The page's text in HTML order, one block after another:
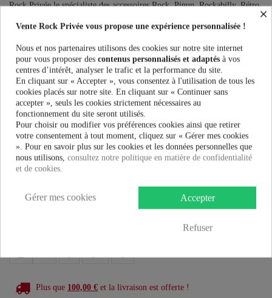
Rock Privée le spécialiste des accessoires Rock, Pinup, Rockabilly, Rétro,
PRÉVENEZ-MOI LORSQUE LE PRODUIT EST DISPONIBLE
Taille:
Couleur:
Plus que 100,00 € et la livraison est offerte !
×
Vente Rock Privée vous propose une expérience personnalisée !
Nous et nos partenaires utilisons des cookies sur notre site internet
pour vous proposer des contenus personnalisés et adaptés à vos
centres d’intérêt, analyser le trafic et la performance du site.
En cliquant sur « Accepter », vous consentez à l'utilisation de tous les
cookies placés sur notre site. En cliquant sur « Continuer sans
accepter », seuls les cookies strictement nécessaires au
fonctionnement du site seront utilisés.
Pour choisir ou modifier vos préférences cookies ainsi que retirer
votre consentement à tout moment, cliquez sur « Gérer mes cookies
». Pour en savoir plus sur les cookies et les données personnelles que
nous utilisons, consultez notre politique en matière de confidentialité
et de cookies.
Accepter
Refuser
Gérer mes cookies